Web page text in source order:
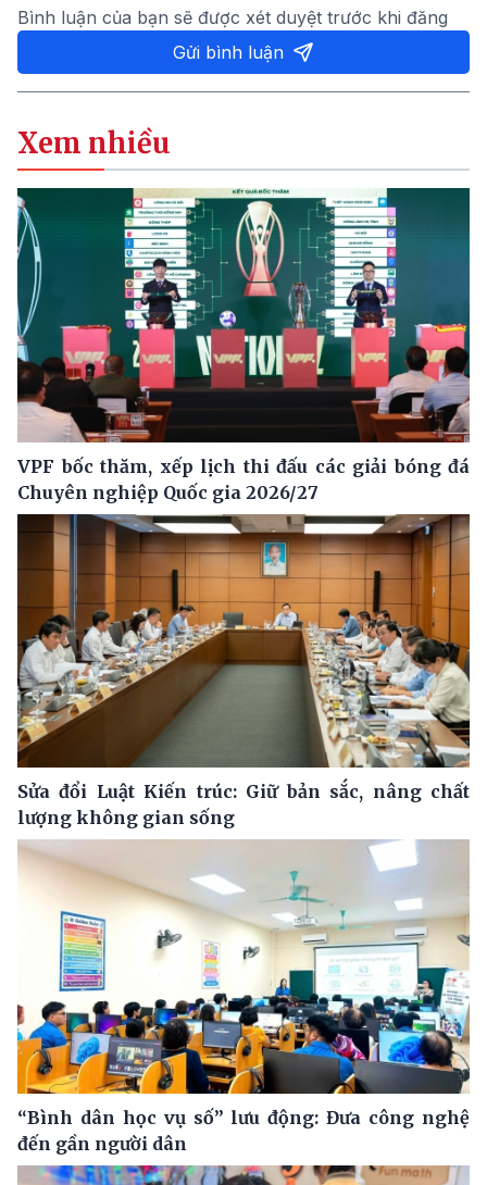
Bình luận của bạn sẽ được xét duyệt trước khi đăng
Gửi bình luận
Xem nhiều
VPF bốc thăm, xếp lịch thi đấu các giải bóng đá
Chuyên nghiệp Quốc gia 2026/27
Sửa đổi Luật Kiến trúc: Giữ bản sắc, nâng chất
lượng không gian sống
“Bình dân học vụ số” lưu động: Đưa công nghệ
đến gần người dân